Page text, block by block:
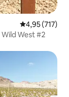
Évaluation
4,95 (717)
West #2